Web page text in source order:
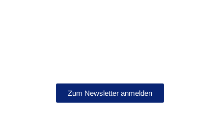
Zum Newsletter anmelden